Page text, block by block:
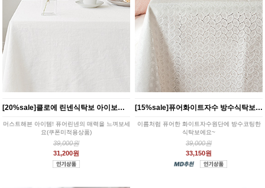
[20%sale]클로에 린넨식탁보 아이보리(2size)
머스트해븐 아이템! 퓨어린넨의 매력을 느껴보세
요(쿠폰미적용상품)
39,000원
31,200원
[15%sale]퓨어화이트자수 방수식탁보(대폭)
이름처럼 퓨어한 화이트자수원단에 방수코팅한
식탁보에요~
39,000원
33,150원